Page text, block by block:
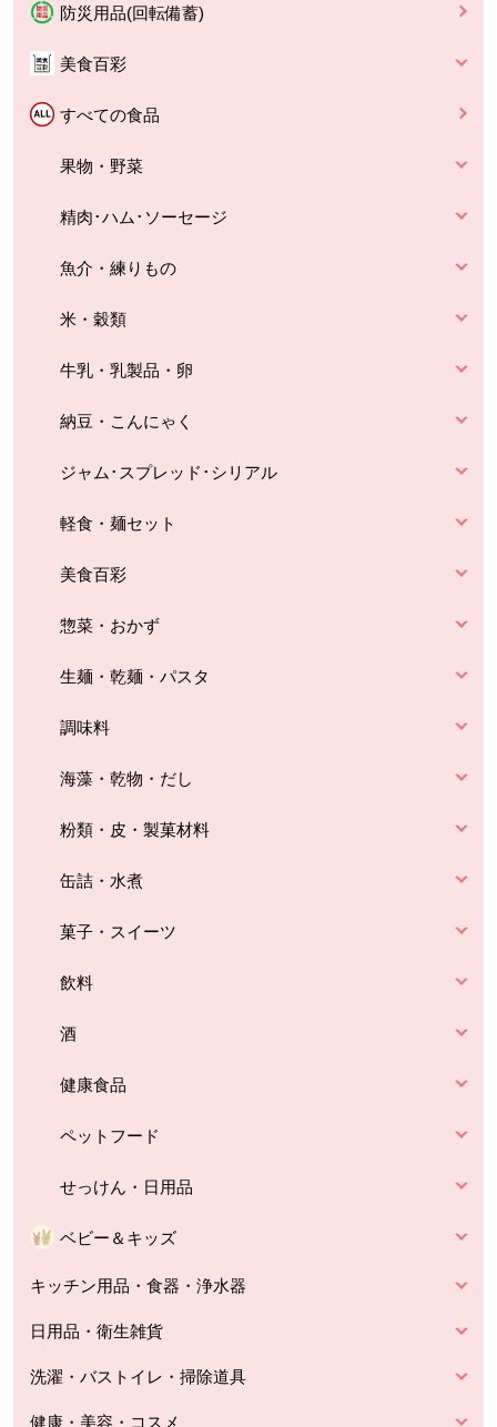
防災用品(回転備蓄)
美食百彩
すべての食品
果物・野菜
精肉･ハム･ソーセージ
魚介・練りもの
米・穀類
牛乳・乳製品・卵
納豆・こんにゃく
ジャム･スプレッド･シリアル
軽食・麺セット
美食百彩
惣菜・おかず
生麺・乾麺・パスタ
調味料
海藻・乾物・だし
粉類・皮・製菓材料
缶詰・水煮
菓子・スイーツ
飲料
酒
健康食品
ペットフード
せっけん・日用品
ベビー＆キッズ
キッチン用品・食器・浄水器
日用品・衛生雑貨
洗濯・バストイレ・掃除道具
健康・美容・コスメ